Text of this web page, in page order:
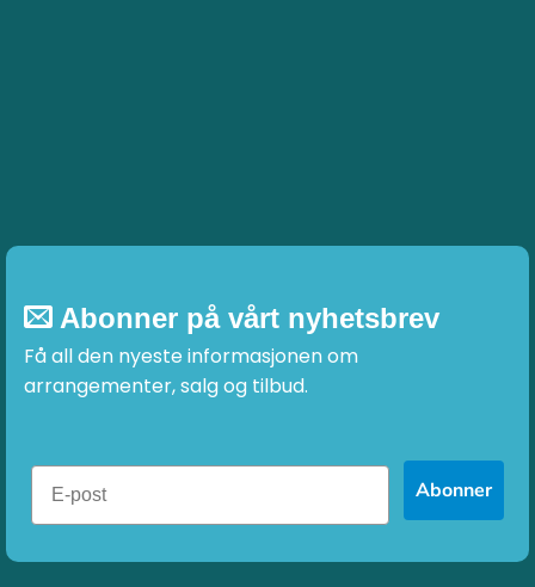
Abonner på vårt nyhetsbrev
Få all den nyeste informasjonen om
arrangementer, salg og tilbud.
Abonner